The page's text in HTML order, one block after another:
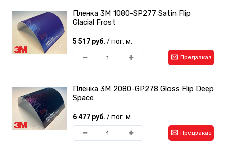
Пленка 3M 1080-SP277 Satin Flip
Glacial Frost
5 517 руб. / пог. м.
Предзаказ
Пленка 3M 2080-GP278 Gloss Flip Deep
Space
6 477 руб. / пог. м.
Предзаказ